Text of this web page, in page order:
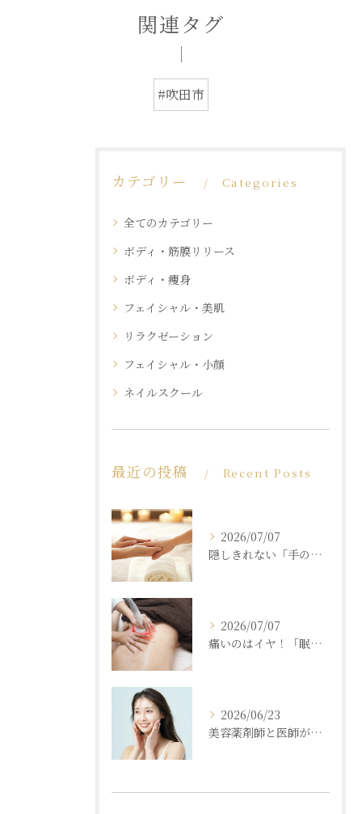
関連タグ
#吹田市
カテゴリー Categories
全てのカテゴリー
ボディ・筋膜リリース
ボディ・痩身
フェイシャル・美肌
リラクゼーション
フェイシャル・小顔
ネイルスクール
最近の投稿 Recent Posts
2026/07/07
隠しきれない「手の老化」を根本ケア！ふっくら若々しい手肌を取り戻す本格ハンドエステ
2026/07/07
痛いのはイヤ！「眠れるほど気持ちいいのに結果が出る」痩身エステの秘密
2026/06/23
美容薬剤師と医師が共同開発した商材と「真皮層フェイシャル」で内側からもっちり潤う素肌へ